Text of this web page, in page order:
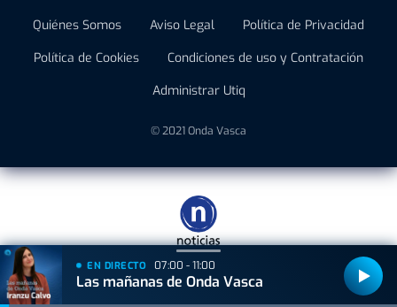
Quiénes Somos Aviso Legal
Política de Privacidad
Política de Cookies
Condiciones de uso y Contratación
Administrar Utiq
© 2021 Onda Vasca
EN DIRECTO 07:00 - 11:00
Las mañanas de Onda Vasca